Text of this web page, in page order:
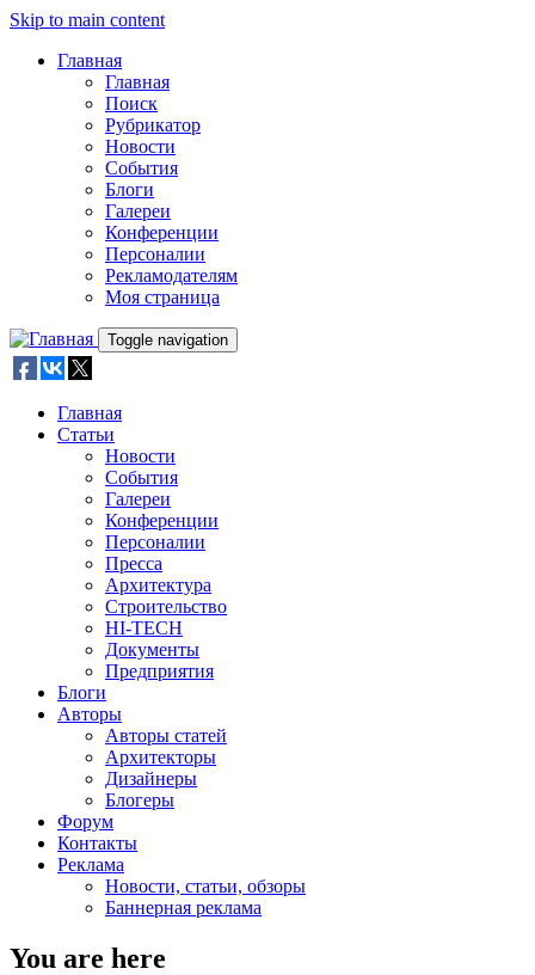
Skip to main content
Главная
Главная
Поиск
Рубрикатор
Новости
События
Блоги
Галереи
Конференции
Персоналии
Рекламодателям
Моя страница
Toggle navigation
Главная
Статьи
Новости
События
Галереи
Конференции
Персоналии
Пресса
Архитектура
Строительство
HI-TECH
Документы
Предприятия
Блоги
Авторы
Авторы статей
Архитекторы
Дизайнеры
Блогеры
Форум
Контакты
Реклама
Новости, статьи, обзоры
Баннерная реклама
You are here